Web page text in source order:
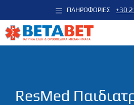
σε
περιεχόμενο
+30
ΠΛΗΡΟΦΟΡΙΕΣ
ResMed